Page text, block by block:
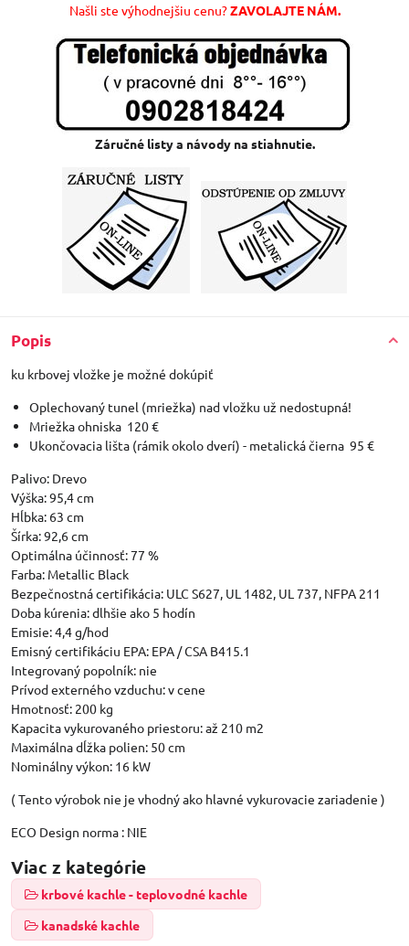
Našli ste výhodnejšiu cenu?ZAVOLAJTE NÁM.
Záručné listy a návody na stiahnutie.
Popis
ku krbovej vložke je možné dokúpiť
Oplechovaný tunel (mriežka) nad vložku už nedostupná!
Mriežka ohniska 120 €
Ukončovacia lišta (rámik okolo dverí) - metalická čierna 95 €
Palivo: Drevo
Výška: 95,4 cm
Hĺbka: 63 cm
Šírka: 92,6 cm
Optimálna účinnosť: 77 %
Farba: Metallic Black
Bezpečnostná certifikácia: ULC S627, UL 1482, UL 737, NFPA 211
Doba kúrenia: dlhšie ako 5 hodín
Emisie: 4,4 g/hod
Emisný certifikáciu EPA: EPA / CSA B415.1
Integrovaný popolník: nie
Prívod externého vzduchu: v cene
Hmotnosť: 200 kg
Kapacita vykurovaného priestoru: až 210 m2
Maximálna dĺžka polien: 50 cm
Nominálny výkon: 16 kW
( Tento výrobok nie je vhodný ako hlavné vykurovacie zariadenie )
ECO Design norma : NIE
Viac z kategórie
krbové kachle - teplovodné kachle
kanadské kachle